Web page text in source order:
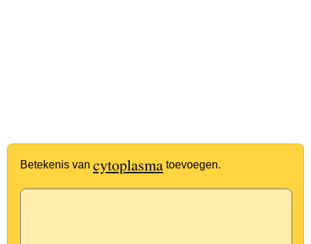
Betekenis van cytoplasma toevoegen.